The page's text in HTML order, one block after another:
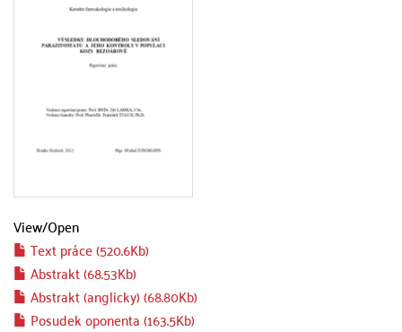
View/Open
Text práce (520.6Kb)
Abstrakt (68.53Kb)
Abstrakt (anglicky) (68.80Kb)
Posudek oponenta (163.5Kb)